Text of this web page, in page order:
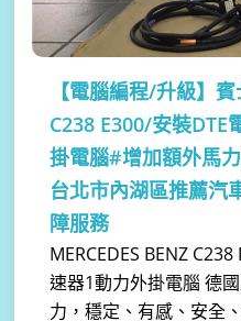
【電腦編程/升級】賓
C238 E300/安裝
掛電腦#增加額外馬
台北市內湖區推薦汽
障服務
MERCEDES BENZ
速器1動力外掛電腦 德
力，穩定、有感、安全